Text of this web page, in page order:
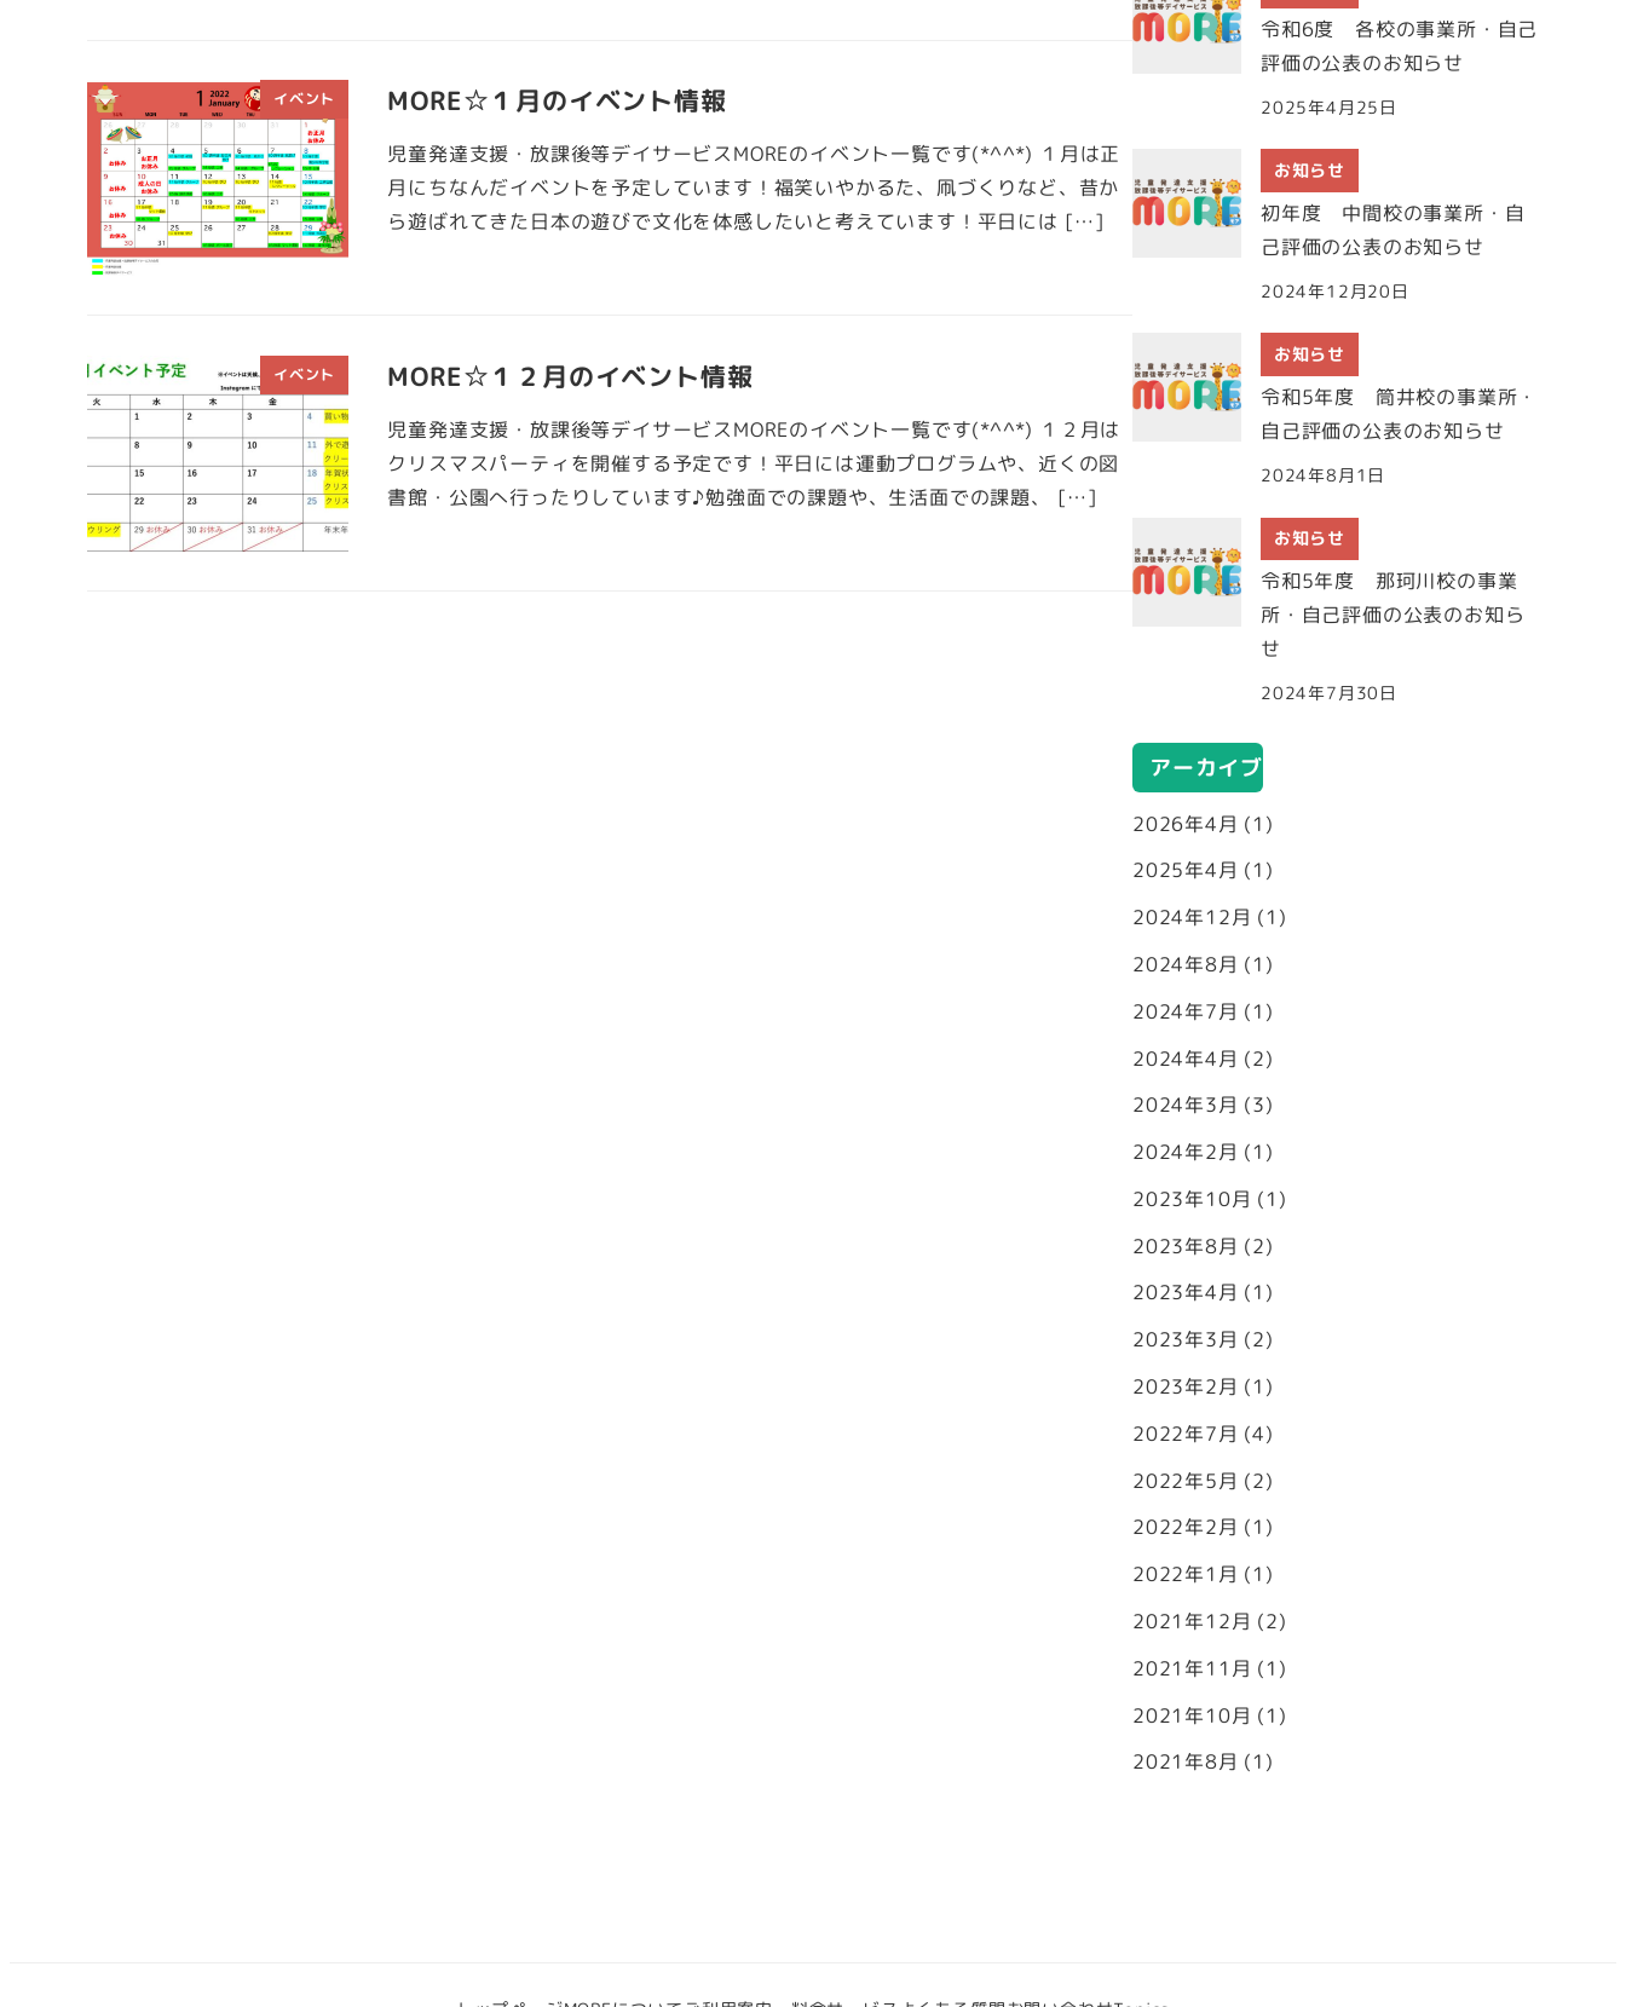
イベント MORE☆１月のイベント情報
児童発達支援・放課後等デイサービスMOREのイベント一覧です(*^^*) １月は正
月にちなんだイベントを予定しています！福笑いやかるた、凧づくりなど、昔か
ら遊ばれてきた日本の遊びで文化を体感したいと考えています！平日には […]
イベント MORE☆１２月のイベント情報
児童発達支援・放課後等デイサービスMOREのイベント一覧です(*^^*) １２月は
クリスマスパーティを開催する予定です！平日には運動プログラムや、近くの図
書館・公園へ行ったりしています♪勉強面での課題や、生活面での課題、 […]
令和6度 各校の事業所・自己
評価の公表のお知らせ
2025年4月25日
お知らせ
初年度 中間校の事業所・自
己評価の公表のお知らせ
2024年12月20日
お知らせ
令和5年度 筒井校の事業所・
自己評価の公表のお知らせ
2024年8月1日
お知らせ
令和5年度 那珂川校の事業
所・自己評価の公表のお知ら
せ
2024年7月30日
アーカイブ
2026年4月 (1)
2025年4月 (1)
2024年12月 (1)
2024年8月 (1)
2024年7月 (1)
2024年4月 (2)
2024年3月 (3)
2024年2月 (1)
2023年10月 (1)
2023年8月 (2)
2023年4月 (1)
2023年3月 (2)
2023年2月 (1)
2022年7月 (4)
2022年5月 (2)
2022年2月 (1)
2022年1月 (1)
2021年12月 (2)
2021年11月 (1)
2021年10月 (1)
2021年8月 (1)